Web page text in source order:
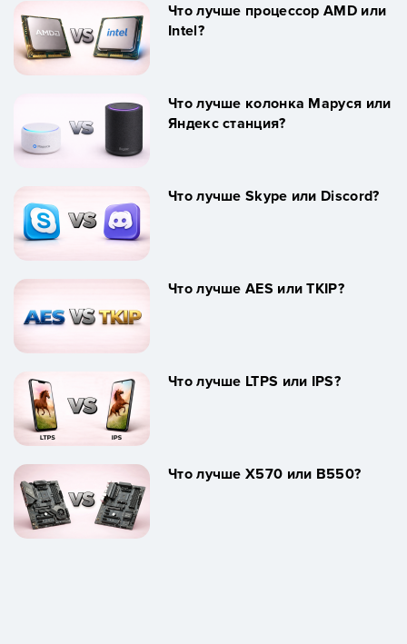
Что лучше процессор AMD или
Intel?
Что лучше колонка Маруся или
Яндекс станция?
Что лучше Skype или Discord?
Что лучше AES или TKIP?
Что лучше LTPS или IPS?
Что лучше X570 или B550?